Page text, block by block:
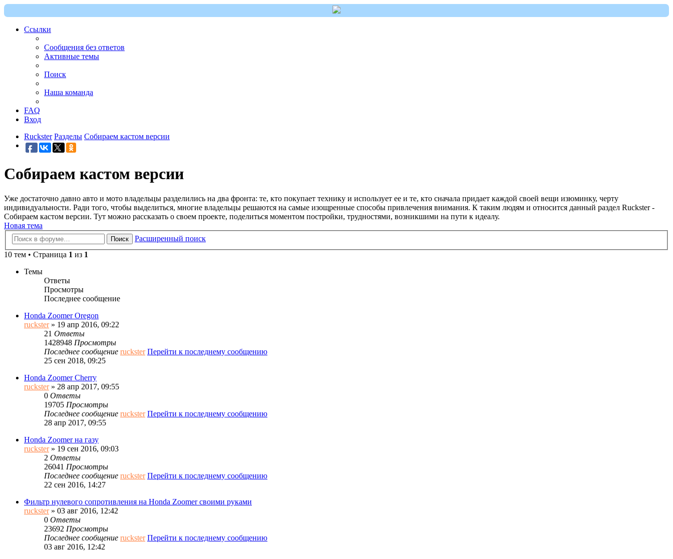
Ссылки
Сообщения без ответов
Активные темы
Поиск
Наша команда
FAQ
Вход
Ruckster Разделы Собираем кастом версии
Собираем кастом версии
Уже достаточно давно авто и мото владельцы разделились на два фронта: те, кто покупает технику и использует ее и те, кто сначала придает каждой своей вещи изюминку, черту
индивидуальности. Ради того, чтобы выделиться, многие владельцы решаются на самые изощренные способы привлечения внимания. К таким людям и относится данный раздел Ruckster -
Собираем кастом версии. Тут можно рассказать о своем проекте, поделиться моментом постройки, трудностями, возникшими на пути к идеалу.
Новая тема
Поиск
Расширенный поиск
10 тем • Страница 1 из 1
Темы
Ответы
Просмотры
Последнее сообщение
Honda Zoomer Oregon
ruckster» 19 апр 2016, 09:22
21 Ответы
1428948 Просмотры
Последнее сообщение ruckster Перейти к последнему сообщению
25 сен 2018, 09:25
Honda Zoomer Cherry
ruckster» 28 апр 2017, 09:55
0 Ответы
19705 Просмотры
Последнее сообщение ruckster Перейти к последнему сообщению
28 апр 2017, 09:55
Honda Zoomer на газу
ruckster» 19 сен 2016, 09:03
2 Ответы
26041 Просмотры
Последнее сообщение ruckster Перейти к последнему сообщению
22 сен 2016, 14:27
Фильтр нулевого сопротивления на Honda Zoomer своими руками
ruckster» 03 авг 2016, 12:42
0 Ответы
23692 Просмотры
Последнее сообщение ruckster Перейти к последнему сообщению
03 авг 2016, 12:42